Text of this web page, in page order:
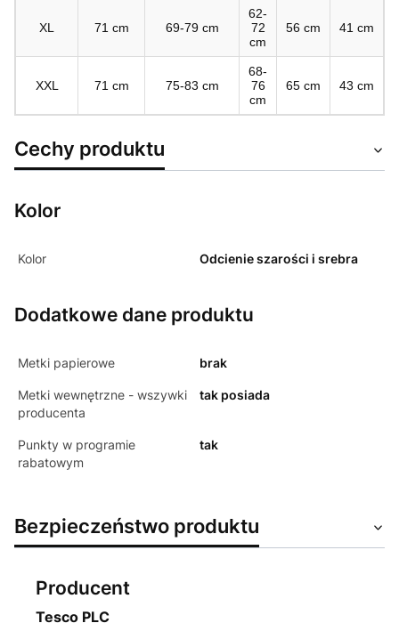
XL 71 cm 69-79 cm
62-
72
cm
56 cm 41 cm
XXL 71 cm 75-83 cm
68-
76
cm
65 cm 43 cm
Cechy produktu
Kolor
Kolor Odcienie szarości i srebra
Dodatkowe dane produktu
Metki papierowe brak
Metki wewnętrzne - wszywki
producenta
tak posiada
Punkty w programie
rabatowym
tak
Bezpieczeństwo produktu
Producent
Tesco PLC